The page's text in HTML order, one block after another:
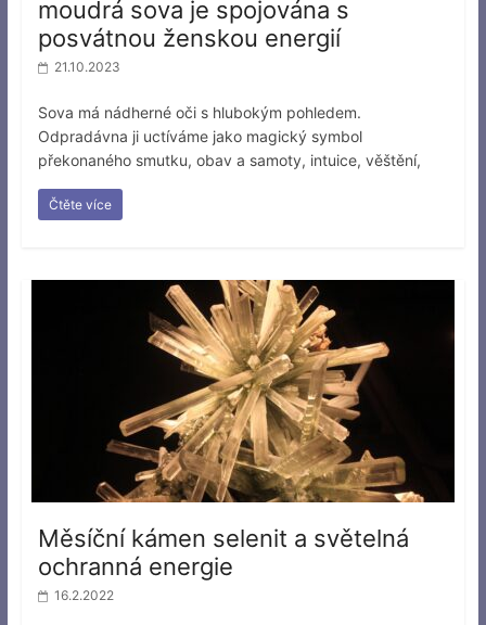
moudrá sova je spojována s
posvátnou ženskou energií
21.10.2023
Sova má nádherné oči s hlubokým pohledem.
Odpradávna ji uctíváme jako magický symbol
překonaného smutku, obav a samoty, intuice, věštění,
Čtěte více
Měsíční kámen selenit a světelná
ochranná energie
16.2.2022